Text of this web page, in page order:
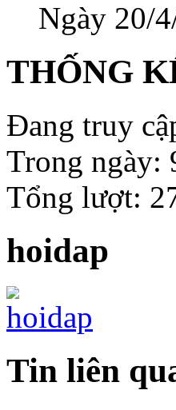
Ngày 20/
THỐNG
Đang truy
Trong ngày:
Tổng lượt:
hoidap
Tin liên